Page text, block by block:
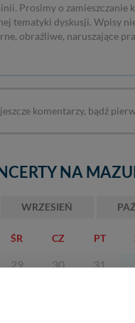
Prosimy o zamieszczanie
tematyki dyskusji. Wpisy
obraźliwe, naruszające
komentarzy, bądź
NA
WRZESIEŃ
ŚR CZ PT
29 30 31